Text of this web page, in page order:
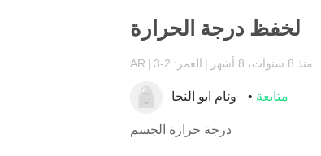
لخفظ درجة الحرارة
AR العمر: 2-3 منذ 8 سنوات، 8 أشهر
متابعة
درجة حرارة الجسم